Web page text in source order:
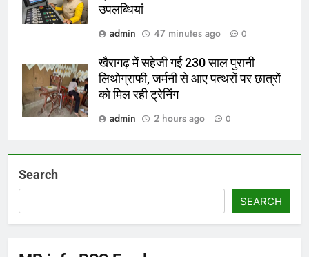
उपलब्धियां
admin
47 minutes ago 0
खैरागढ़ में सहेजी गई 230 साल पुरानी
लिथोग्राफी, जर्मनी से आए पत्थरों पर छात्रों
को मिल रही ट्रेनिंग
admin
2 hours ago 0
Search
SEARCH